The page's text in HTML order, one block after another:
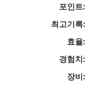
포인트:
최고기록:
효율:
경험치:
장비: